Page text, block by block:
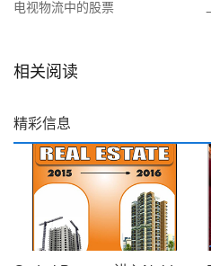
电视物流中的股票
相关阅读
精彩信息